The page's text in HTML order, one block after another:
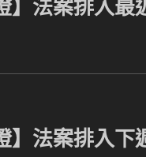
】法案排入